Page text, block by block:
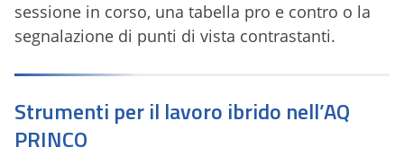
sessione in corso, una tabella pro e contro o la
segnalazione di punti di vista contrastanti.
Strumenti per il lavoro ibrido nell’AQ
PRINCO